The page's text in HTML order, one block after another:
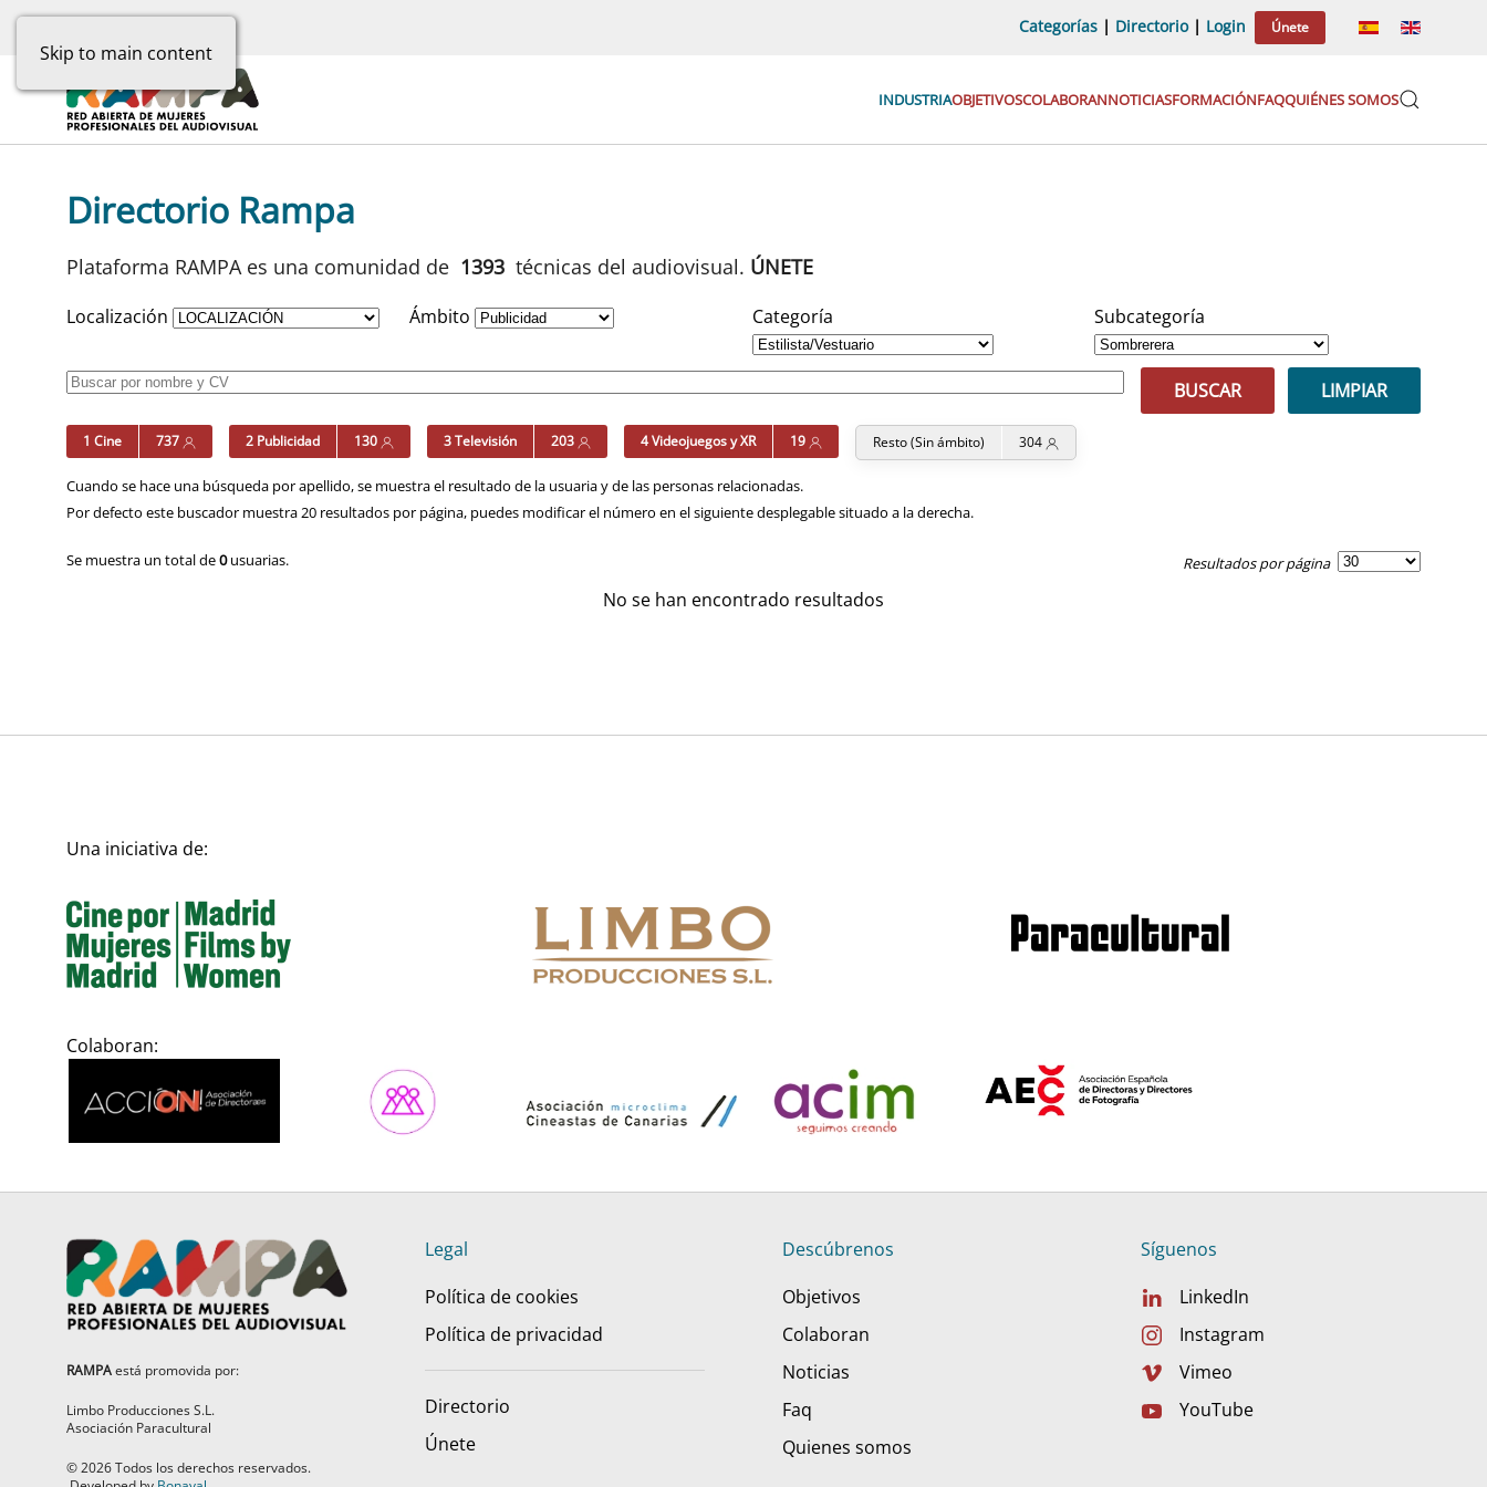
Skip to main content
Categorías | Directorio| Login Únete
INDUSTRIAOBJETIVOSCOLABORANNOTICIASFORMACIÓNFAQQUIÉNES SOMOS
Directorio Rampa
Plataforma RAMPA es una comunidad de 1393 técnicas del audiovisual. ÚNETE
Localización Ámbito Categoría Subcategoría
BUSCAR LIMPIAR
1 Cine 737 2 Publicidad 130 3 Televisión 203 4 Videojuegos y XR 19 Resto (Sin ámbito) 304
Cuando se hace una búsqueda por apellido, se muestra el resultado de la usuaria y de las personas relacionadas.
Por defecto este buscador muestra 20 resultados por página, puedes modificar el número en el siguiente desplegable situado a la derecha.
Se muestra un total de0usuarias. Resultados por página
No se han encontrado resultados
Una iniciativa de:
Colaboran:
Legal
Política de cookies
Política de privacidad
Directorio
Únete
Descúbrenos
Objetivos
Colaboran
Noticias
Faq
Quienes somos
Síguenos
LinkedIn
Instagram
Vimeo
YouTube
RAMPAestá promovida por:
Limbo Producciones S.L.
Asociación Paracultural
©2026Todos los derechos reservados.